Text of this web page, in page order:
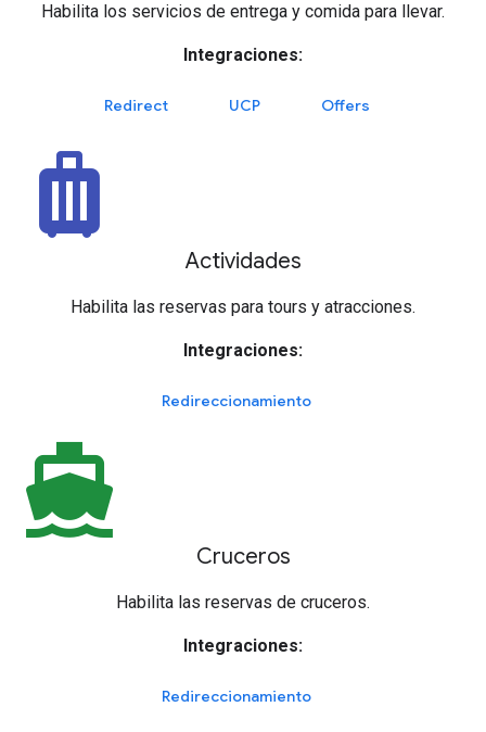
Habilita los servicios de entrega y comida para llevar.
Integraciones:
Redirect UCP Offers
luggage
Actividades
Habilita las reservas para tours y atracciones.
Integraciones:
Redireccionamiento
directions_boat
Cruceros
Habilita las reservas de cruceros.
Integraciones:
Redireccionamiento